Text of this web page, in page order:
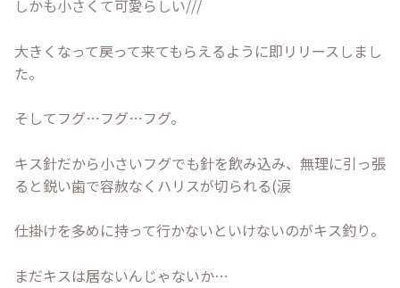
しかも小さくて可愛らしい///
大きくなって戻って来てもらえるように即リリースしまし
た。
そしてフグ…フグ…フグ。
キス針だから小さいフグでも針を飲み込み、無理に引っ張
ると鋭い歯で容赦なくハリスが切られる(涙
仕掛けを多めに持って行かないといけないのがキス釣り。
まだキスは居ないんじゃないか…